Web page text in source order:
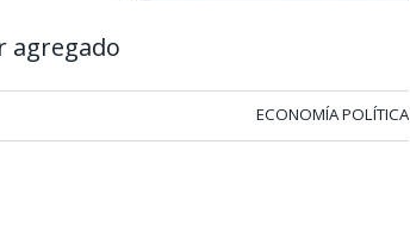
agregado
ECONOMÍA POLÍTICA